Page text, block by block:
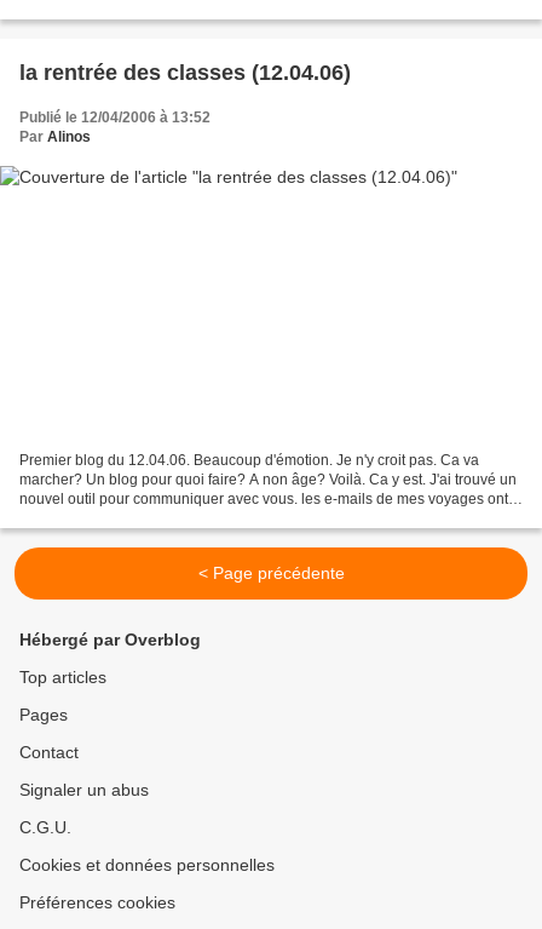
la rentrée des classes (12.04.06)
Publié le 12/04/2006 à 13:52
Par Alinos
Premier blog du 12.04.06. Beaucoup d'émotion. Je n'y croit pas. Ca va
marcher? Un blog pour quoi faire? A non âge? Voilà. Ca y est. J'ai trouvé un
nouvel outil pour communiquer avec vous. les e-mails de mes voyages ont
< Page précédente
Hébergé par Overblog
Top articles
Pages
Contact
Signaler un abus
C.G.U.
Cookies et données personnelles
Préférences cookies